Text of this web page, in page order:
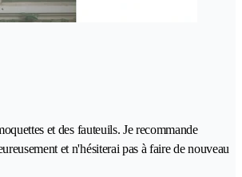
et des fauteuils. Je recommande
et n'hésiterai pas à faire de nouveau